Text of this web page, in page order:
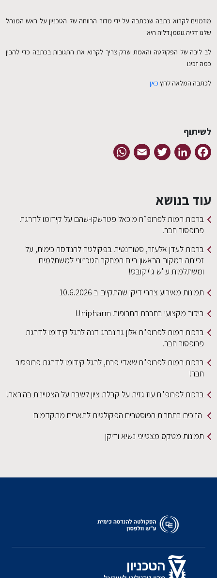
מוזמנים לקרוא כתבה שנכתבה על ידי מדור הרווחה של הטכניון על ראש המנהל
שלנו דליה גוטמן.דליה היא
לב ליבה של הפקולטה והאמת שרק צריך לקרוא את התגובות בכתבה כדי להבין
כמה זכינו
לכתבה המלאה לחץ כאן
לשיתוף
Facebook
LinkedIn
Twitter
Email
עוד בנושא
ברכות חמות לפרופ״ח מיכאל פטרשקו-שהם על קידומו לדרגת
פרופסור חבר!
ברכות לעדן אלעזר, סטודנטית בפקולטה להנדסה כימית, על
זכייתה במקום הראשון ביום המחקר הטכניוני למשתלמים
ומשתלמות ע"ש ג'ייקובס!
תמונות מאירוע צהרי דיקן שהתקיים ב 10.6.2026
ביקור מקצועי בחברת התרופות Unipharm
ברכות חמות לפרופ"ח אלון גרינברג דנה לרגל קידומו לדרגת
פרופסור חבר!
ברכות חמות לפרופ"ח שאדי פרח, לרגל קידומו לדרגת פרופסור
חבר!
ברכות לפרופ"ח עוז גזית על קבלת ציון לשבח על הצטיינות בהוראה!
הזוכים בתחרות הפוסטרים הפקולטית לתארים מתקדמים
תמונות מטקס מצטייני נשיא ודיקן